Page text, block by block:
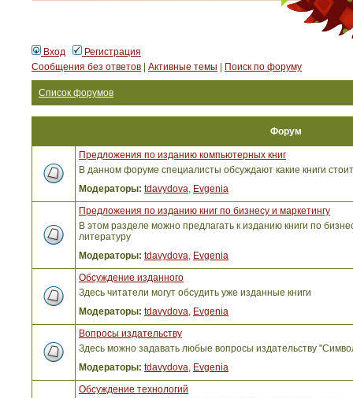
Вход
Регистрация
Сообщения без ответов
Активные темы Поиск по форуму
Список форумов
Форум
Предложения по изданию компьютерных книг
В данном форуме специалисты обсуждают какие книги
Модераторы: tdavydova, Evgenia
Предложения по изданию книг по бизнесу и маркетингу
В этом разделе можно предлагать к изданию книги по
литературу
Модераторы: tdavydova, Evgenia
Обсуждение изданного
Здесь читатели могут обсудить уже изданные книги
Модераторы: tdavydova, Evgenia
Вопросы издательству
Здесь можно задавать любые вопросы издательству
Модераторы: tdavydova, Evgenia
Обсуждение технологий